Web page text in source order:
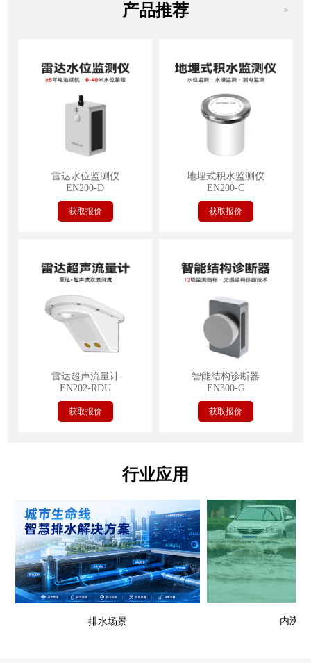
产品推荐 >
雷达水位监测仪
EN200-D
获取报价
地埋式积水监测仪
EN200-C
获取报价
雷达超声流量计
EN202-RDU
获取报价
智能结构诊断器
EN300-G
获取报价
行业应用
排水场景 内涝场